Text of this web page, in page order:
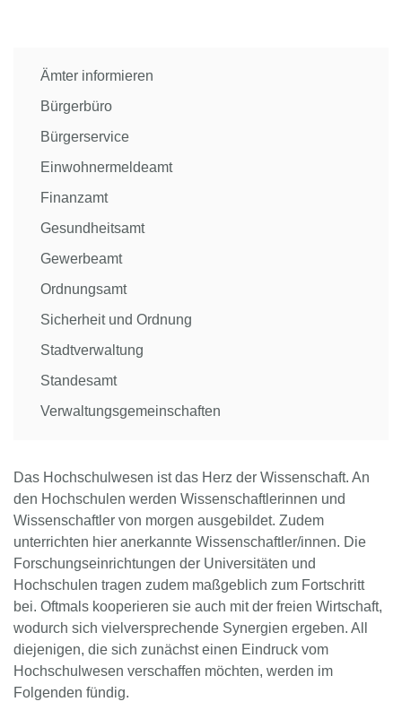
Ämter informieren
Bürgerbüro
Bürgerservice
Einwohnermeldeamt
Finanzamt
Gesundheitsamt
Gewerbeamt
Ordnungsamt
Sicherheit und Ordnung
Stadtverwaltung
Standesamt
Verwaltungsgemeinschaften
Das Hochschulwesen ist das Herz der Wissenschaft. An
den Hochschulen werden Wissenschaftlerinnen und
Wissenschaftler von morgen ausgebildet. Zudem
unterrichten hier anerkannte Wissenschaftler/innen. Die
Forschungseinrichtungen der Universitäten und
Hochschulen tragen zudem maßgeblich zum Fortschritt
bei. Oftmals kooperieren sie auch mit der freien Wirtschaft,
wodurch sich vielversprechende Synergien ergeben. All
diejenigen, die sich zunächst einen Eindruck vom
Hochschulwesen verschaffen möchten, werden im
Folgenden fündig.